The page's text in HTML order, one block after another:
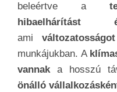
beleértve a
hibaelhárítást
ami
munkájukban. A
vannaka hosszú
önálló